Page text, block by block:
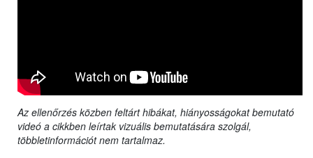
Az ellenőrzés közben feltárt hibákat, hiányosságokat bemutató
videó a cikkben leírtak vizuális bemutatására szolgál,
többletinformációt nem tartalmaz.